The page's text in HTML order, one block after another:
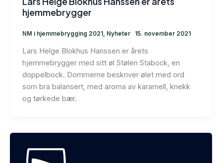
hjemmebrygger
NM i hjemmebrygging 2021, Nyheter 15. november 2021
Lars Helge Blokhus Hanssen er årets
hjemmebrygger med sitt øl Stølen Stabock, en
doppelbock. Dommerne beskriver ølet med ord
som bra balansert, med aroma av karamell, knekk
og tørkede bær.